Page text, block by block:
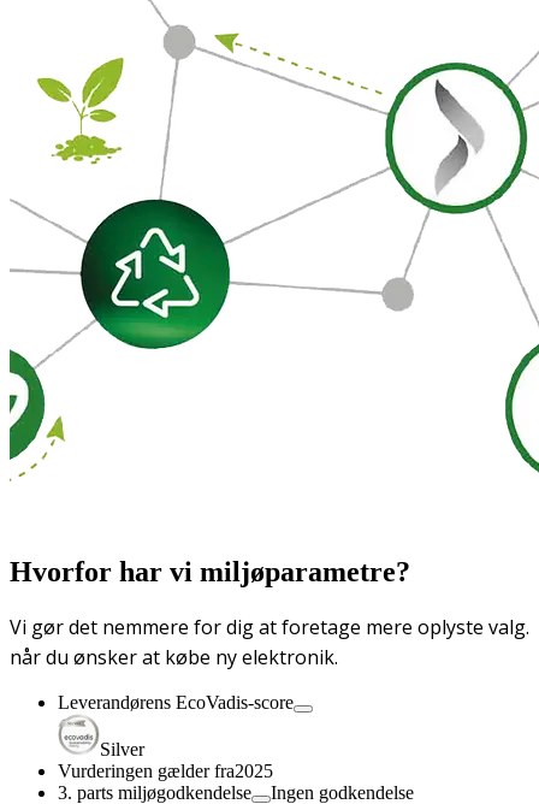
Hvorfor har vi miljøparametre?
Vi gør det nemmere for dig at foretage mere oplyste valg.
når du ønsker at købe ny elektronik.
Leverandørens EcoVadis-score
Silver
Vurderingen gælder fra2025
3. parts miljøgodkendelse
Ingen godkendelse